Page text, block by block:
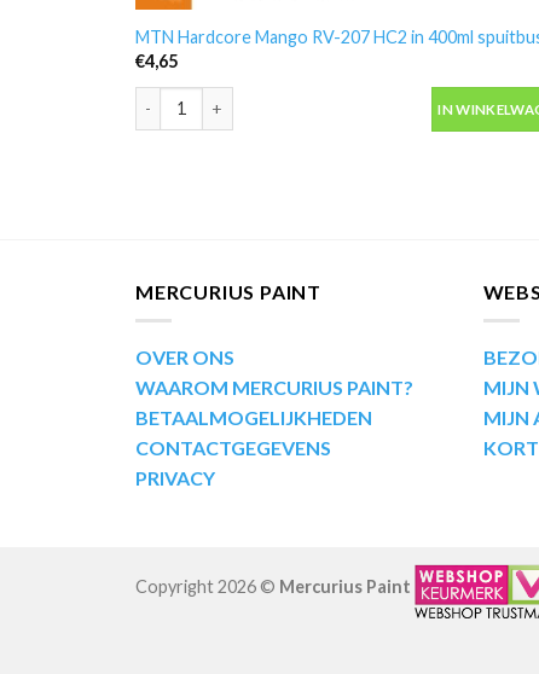
MTN Hardcore Mango RV-207 HC2 in 400ml
€4,65
MTN Hardcore Mango RV-207 HC2 in 400ml spuitbus
IN
MERCURIUS PAINT
OVER ONS
WAAROM MERCURIUS PAINT?
BETAALMOGELIJKHEDEN
CONTACTGEGEVENS
PRIVACY
MIJN
MIJN
Copyright 2026 © Mercurius Paint